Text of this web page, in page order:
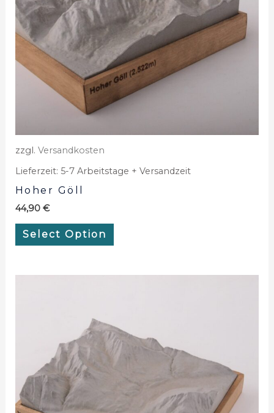
zzgl. Versandkosten
Lieferzeit: 5-7 Arbeitstage + Versandzeit
Hoher Göll
44,90 €
Select Option